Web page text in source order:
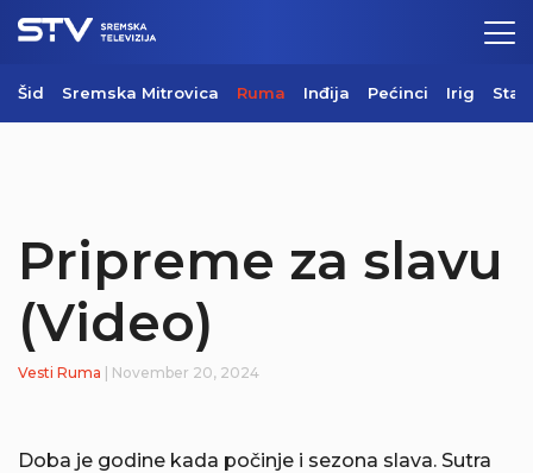
Šid Sremska Mitrovica Ruma Inđija Pećinci Irig
Pripreme za slavu
(Video)
Vesti Ruma | November 20, 2024
Doba je godine kada počinje i sezona slava. Sutra